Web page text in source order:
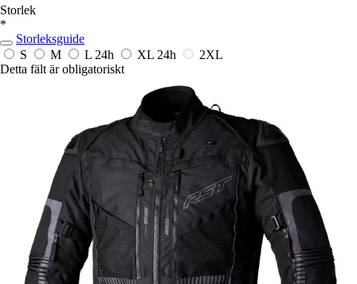
Storlek
*
Storleksguide
S
M L 24h XL 24h
2XL
Detta fält är obligatoriskt